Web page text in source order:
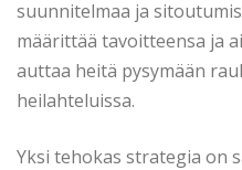
suunnitelmaa ja
määrittää tavoitteensa ja
auttaa heitä pysymään
heilahteluissa.
Yksi tehokas strategia on